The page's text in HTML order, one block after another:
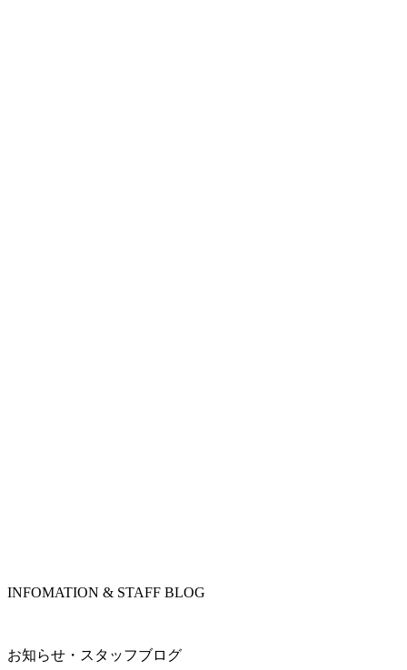
INFOMATION & STAFF BLOG
お知らせ・スタッフブログ